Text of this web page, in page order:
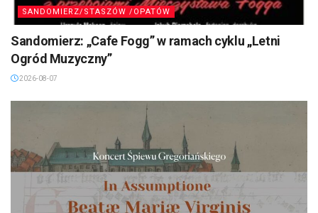
SANDOMIERZ/STASZÓW /OPATÓW
Sandomierz: „Cafe Fogg” w ramach cyklu „Letni
Ogród Muzyczny”
2026-08-07